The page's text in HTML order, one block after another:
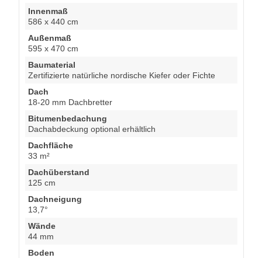
Innenmaß
586 x 440 cm
Außenmaß
595 x 470 cm
Baumaterial
Zertifizierte natürliche nordische Kiefer oder Fichte
Dach
18-20 mm Dachbretter
Bitumenbedachung
Dachabdeckung optional erhältlich
Dachfläche
33 m²
Dachüberstand
125 cm
Dachneigung
13,7°
Wände
44 mm
Boden